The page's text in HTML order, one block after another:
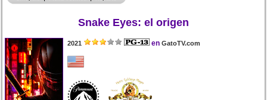
Snake Eyes: el origen
2021 en GatoTV.com